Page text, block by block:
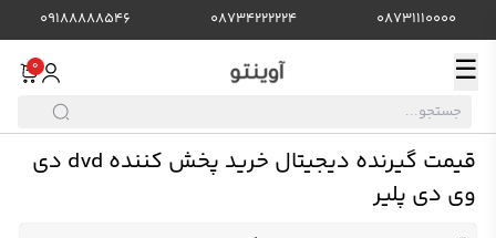
08731110000
08734222224
09188888546
☰
0
قیمت گیرنده دیجیتال خرید پخش کننده dvd دی
وی دی پلیر